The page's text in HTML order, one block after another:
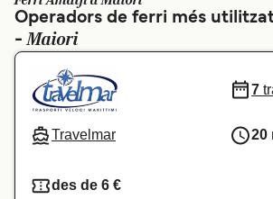
Schweiz (DE)
المغرب
Operadors de ferri més
-Maiori
Travelmar
7
20
des de 6 €